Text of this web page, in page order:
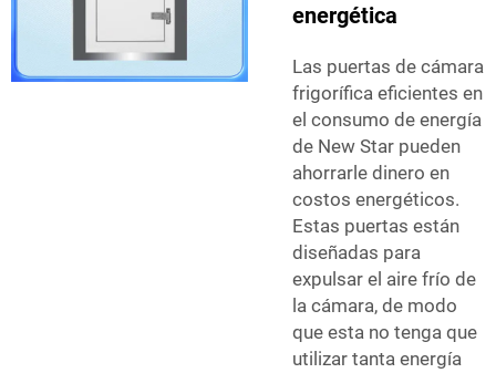
energética
Las puertas de cámara
frigorífica eficientes en
el consumo de energía
de New Star pueden
ahorrarle dinero en
costos energéticos.
Estas puertas están
diseñadas para
expulsar el aire frío de
la cámara, de modo
que esta no tenga que
utilizar tanta energía